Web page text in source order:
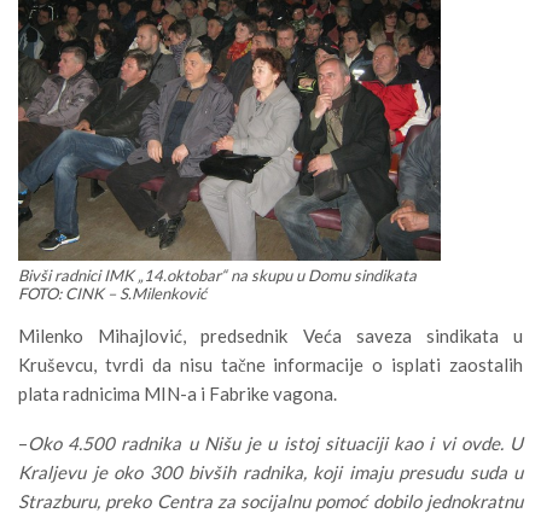
Bivši radnici IMK „14.oktobar“ na skupu u Domu sindikata
FOTO: CINK – S.Milenković
Milenko Mihajlović, predsednik Veća saveza sindikata u
Kruševcu, tvrdi da nisu tačne informacije o isplati zaostalih
plata radnicima MIN-a i Fabrike vagona.
–Oko 4.500 radnika u Nišu je u istoj situaciji kao i vi ovde. U
Kraljevu je oko 300 bivših radnika, koji imaju presudu suda u
Strazburu, preko Centra za socijalnu pomoć dobilo jednokratnu